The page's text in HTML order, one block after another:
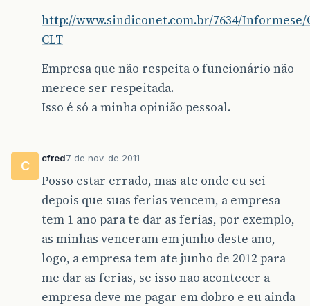
http://www.sindiconet.com.br/7634/Informese/
CLT
Empresa que não respeita o funcionário não
merece ser respeitada.
Isso é só a minha opinião pessoal.
C
cfred7 de nov. de 2011
Posso estar errado, mas ate onde eu sei
depois que suas ferias vencem, a empresa
tem 1 ano para te dar as ferias, por exemplo,
as minhas venceram em junho deste ano,
logo, a empresa tem ate junho de 2012 para
me dar as ferias, se isso nao acontecer a
empresa deve me pagar em dobro e eu ainda